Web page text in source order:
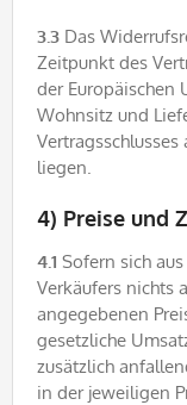
3.3 Das
Zeitpunkt des
der Europäischen
Wohnsitz und
liegen.
4) Preise und
4.1 Sofern sich
Verkäufers nichts
angegebenen
gesetzliche
zusätzlich
in der jeweiligen